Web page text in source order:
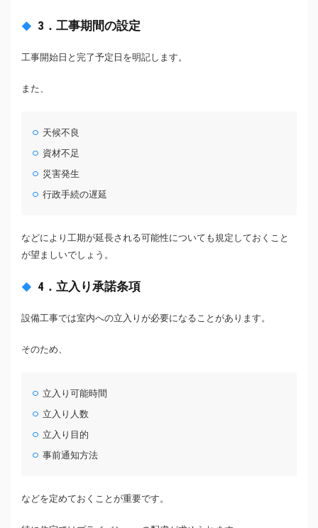
3．工事期間の設定
工事開始日と完了予定日を明記します。
また、
天候不良
資材不足
災害発生
行政手続の遅延
などにより工期が延長される可能性についても規定しておくこと
が望ましいでしょう。
4．立入り承諾条項
設備工事では室内への立入りが必要になることがあります。
そのため、
立入り可能時間
立入り人数
立入り目的
事前通知方法
などを定めておくことが重要です。